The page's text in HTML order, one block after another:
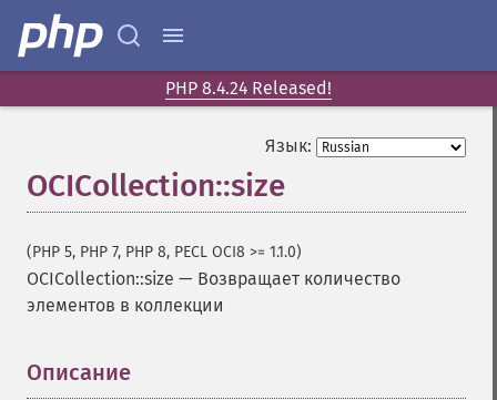
PHP 8.4.24 Released!
Язык:
OCICollection::size
(PHP 5, PHP 7, PHP 8, PECL OCI8 >= 1.1.0)
OCICollection::size — Возвращает количество
элементов в коллекции
Описание